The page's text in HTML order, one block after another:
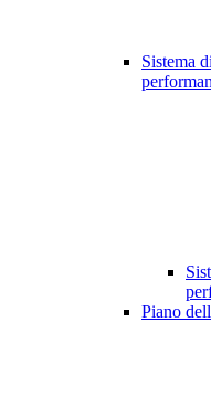
Sistema
Piano